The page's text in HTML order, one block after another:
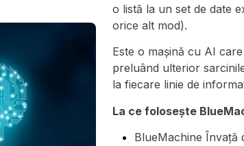
o listă la un set de date
orice alt mod).
Este o mașină cu AI
preluând ulterior
la fiecare linie de
La ce folosește
BlueMachine Învață